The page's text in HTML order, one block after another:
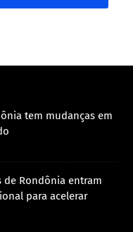
tem mudanças em
de Rondônia entram
para acelerar